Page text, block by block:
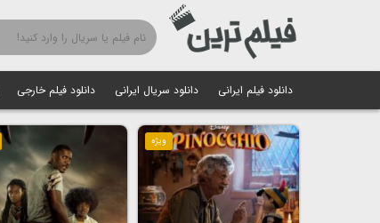
دانلود فیلم ایرانی دانلود سریال ایرانی دانلود فیلم خارجی
ویژه